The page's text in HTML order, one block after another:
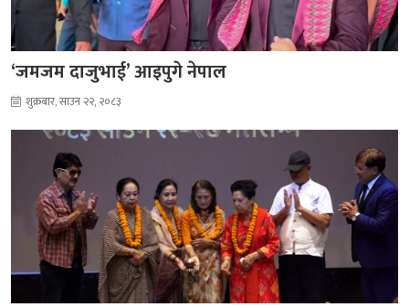
‘जमजम दाजुभाई’ आइपुगे नेपाल
शुक्रबार, साउन २२, २०८३